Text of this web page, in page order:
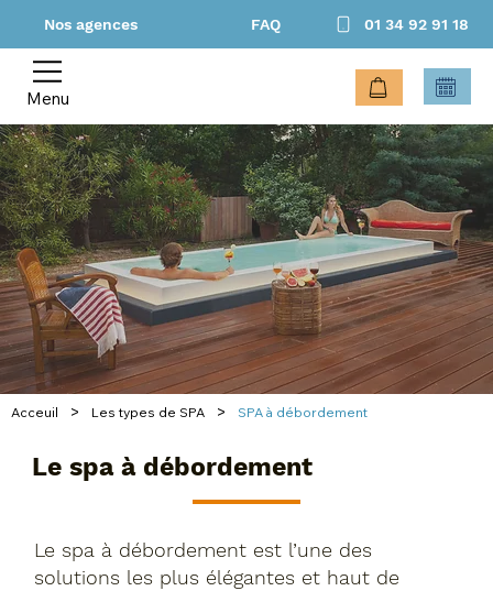
Nos agences FAQ 01 34 92 91 18
Menu
Acceuil > Les types de SPA > SPA à débordement
Le spa à débordement
Le spa à débordement est l’une des
solutions les plus élégantes et haut de